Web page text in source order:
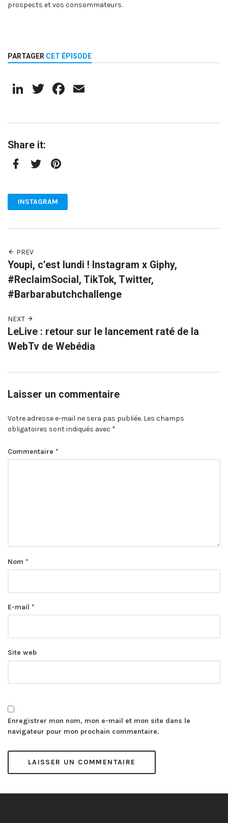
prospects et vos consommateurs.
PARTAGER CET ÉPISODE
LinkedIn
TwitterFacebook
Share it:
INSTAGRAM
PREV
Youpi, c’est lundi ! Instagram x Giphy,
#ReclaimSocial, TikTok, Twitter,
#Barbarabutchchallenge
NEXT
LeLive : retour sur le lancement raté de la
WebTv de Webédia
Laisser un commentaire
Votre adresse e-mail ne sera pas publiée. Les champs
obligatoires sont indiqués avec *
Commentaire *
Nom *
E-mail *
Site web
Enregistrer mon nom, mon e-mail et mon site dans le
navigateur pour mon prochain commentaire.